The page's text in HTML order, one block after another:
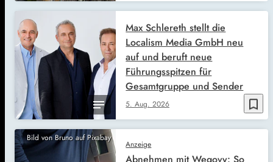
bookmark_border
5. Aug. 2026
Max Schlereth stellt die
Localism Media GmbH neu
auf und beruft neue
Führungsspitzen für
Gesamtgruppe und Sender
Bild von Bruno auf Pixabay
Anzeige
Abnehmen mit Wegovy: So